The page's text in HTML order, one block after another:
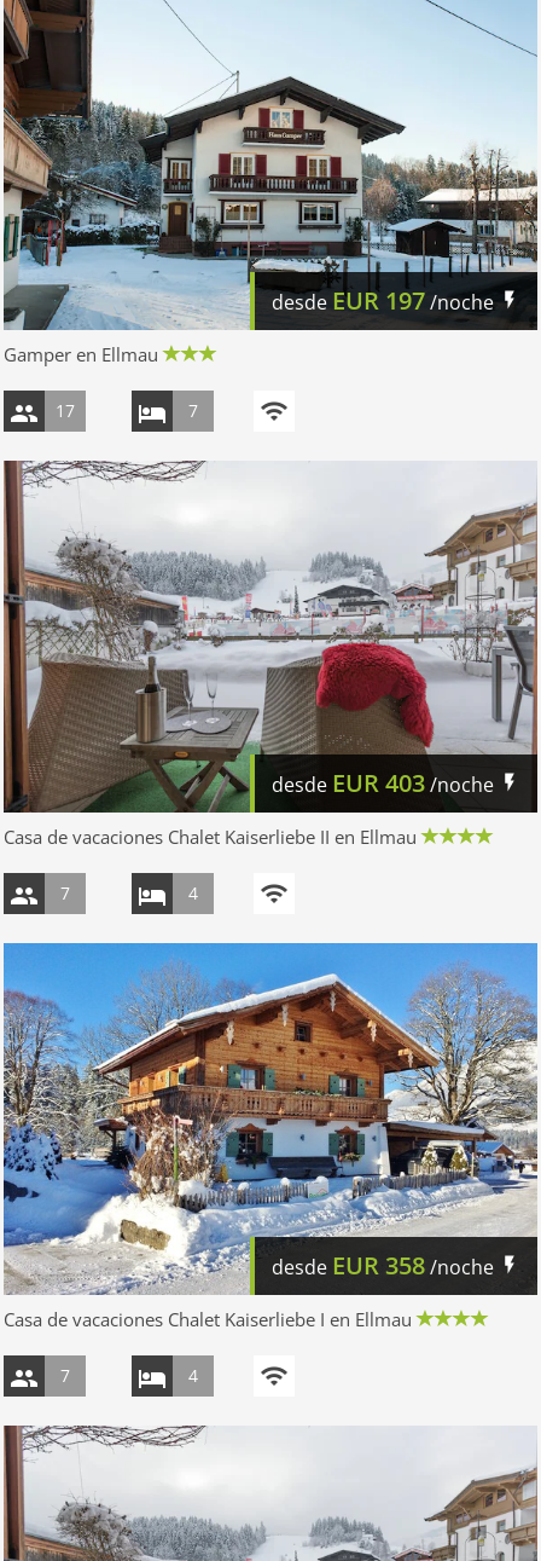
desde EUR 197/noche
Gamper en Ellmau
17 7
desde EUR403/noche
Casa de vacaciones Chalet Kaiserliebe II en Ellmau
7 4
desde EUR358/noche
Casa de vacaciones Chalet Kaiserliebe I en Ellmau
7 4